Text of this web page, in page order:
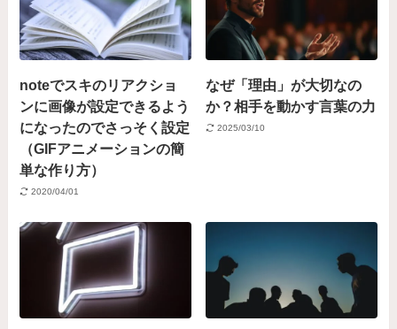
noteでスキのリアクショ
ンに画像が設定できるよう
になったのでさっそく設定
（GIFアニメーションの簡
単な作り方）
2020/04/01
なぜ「理由」が大切なの
か？相手を動かす言葉の力
2025/03/10